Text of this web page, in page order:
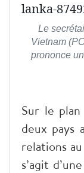
Le
Vietnam
prononce
Sur le
deux pays
relations
s’agit